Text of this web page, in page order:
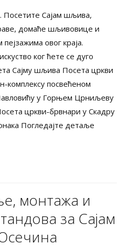
Сајам шљива,
домаће шљивовице и
овог краја.
ког ћете се дуго
Сајму шљива Посета цркви
комплексу посвећеном
у Горњем Црниљеву
цркви-брвнари у Скадру
Погледајте детаље
монтажа и
за Сајам